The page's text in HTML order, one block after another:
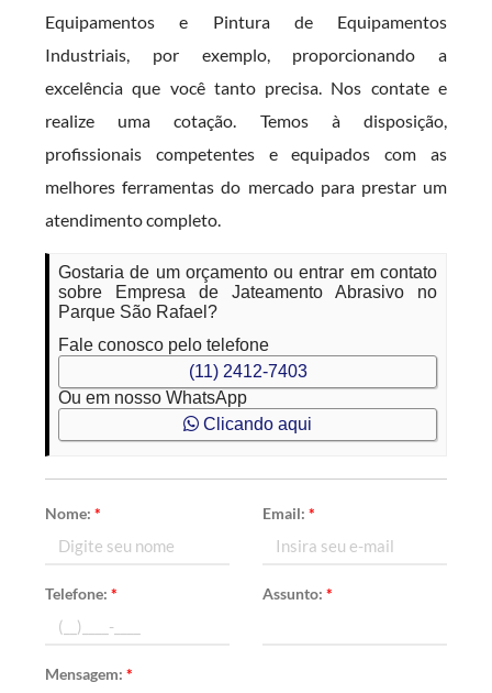
Equipamentos e Pintura de Equipamentos
Industriais, por exemplo, proporcionando a
excelência que você tanto precisa. Nos contate e
realize uma cotação. Temos à disposição,
profissionais competentes e equipados com as
melhores ferramentas do mercado para prestar um
atendimento completo.
Gostaria de um orçamento ou entrar em contato
sobre Empresa de Jateamento Abrasivo no
Parque São Rafael?
Fale conosco pelo telefone
(11) 2412-7403
Ou em nosso WhatsApp
Clicando aqui
Nome:* Email: *
Telefone:* Assunto: *
Mensagem:*